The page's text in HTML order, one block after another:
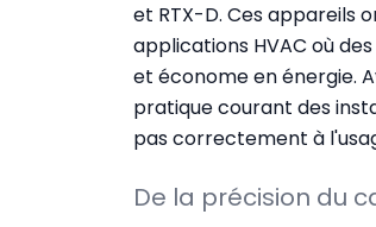
et RTX-D. Ces appareils
applications HVAC où
et économe en énergie.
pratique courant des
pas correctement à
De la précision du